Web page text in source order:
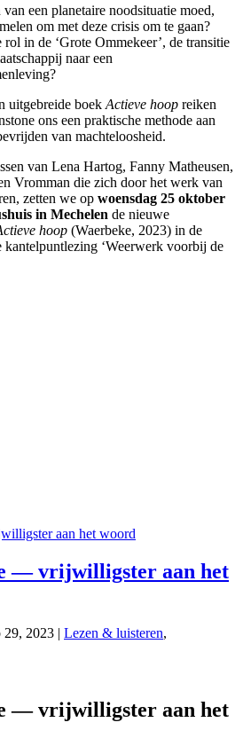
een planetaire noodsituatie moed,
om met deze crisis om te gaan?
in de ‘Grote Ommekeer’, de transitie
naar een
uitgebreide boek Actieve hoop reiken
ons een praktische methode aan
van machteloosheid.
van Lena Hartog, Fanny Matheusen,
Vromman die zich door het werk van
zetten we op woensdag 25 oktober
in Mechelen de nieuwe
hoop (Waerbeke, 2023) in de
kantelpuntlezing ‘Weerwerk voorbij de
— vrijwilligster aan het
29, 2023 | Lezen & luisteren,
— vrijwilligster aan het